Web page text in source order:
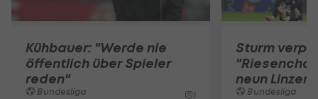
Kühbauer: "Werde nie
öffentlich über Spieler
reden"
Bundesliga 1
Sturm
neun Linzer
Bundesliga